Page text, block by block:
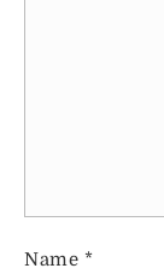
Name *